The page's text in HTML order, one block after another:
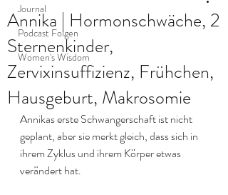
Journal
Podcast Folgen
Women's Wisdom
Annika | Hormonschwäche, 2
Sternenkinder,
Zervixinsuffizienz, Frühchen,
Hausgeburt, Makrosomie
Annikas erste Schwangerschaft ist nicht
geplant, aber sie merkt gleich, dass sich in
ihrem Zyklus und ihrem Körper etwas
verändert hat.